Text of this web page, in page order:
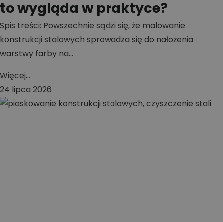
to wygląda w praktyce?
Spis treści: Powszechnie sądzi się, że malowanie
konstrukcji stalowych sprowadza się do nałożenia
warstwy farby na...
Więcej...
24 lipca 2026